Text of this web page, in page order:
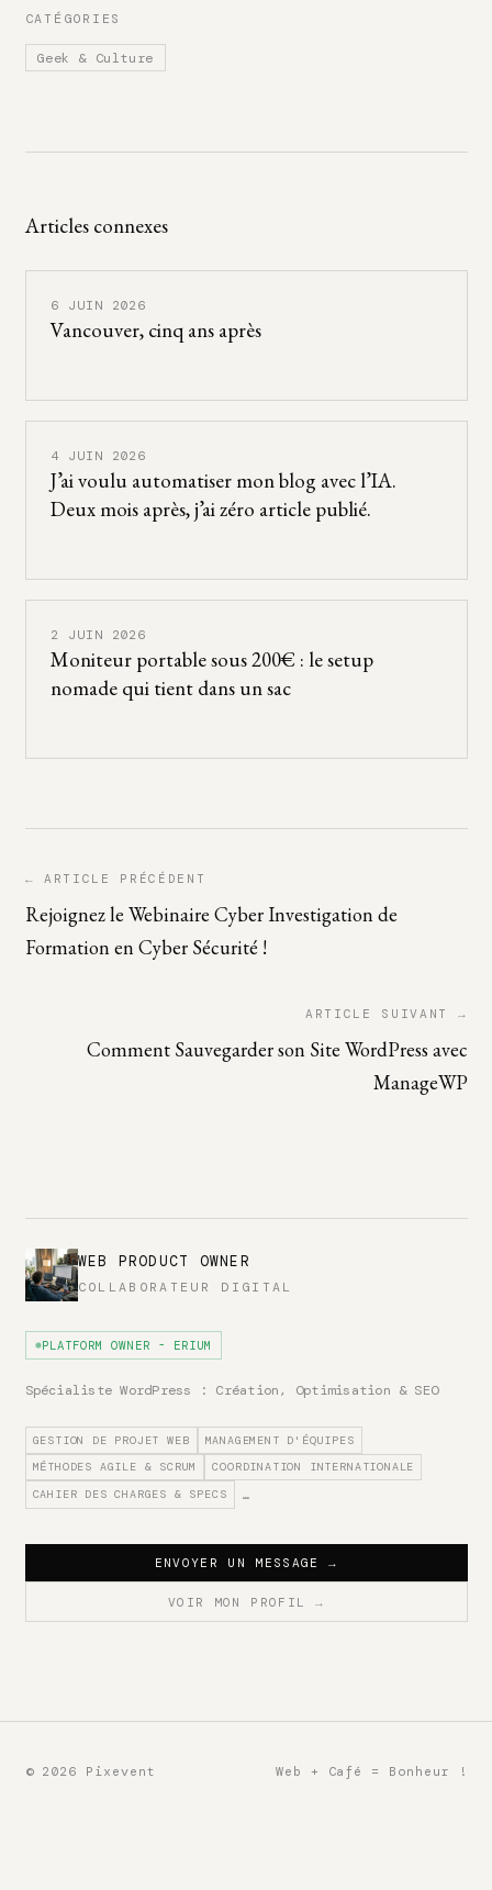
CATÉGORIES
Geek & Culture
Articles connexes
6 JUIN 2026
Vancouver, cinq ans après
4 JUIN 2026
J’ai voulu automatiser mon blog avec l’IA.
Deux mois après, j’ai zéro article publié.
2 JUIN 2026
Moniteur portable sous 200€ : le setup
nomade qui tient dans un sac
← ARTICLE PRÉCÉDENT
Rejoignez le Webinaire Cyber Investigation de
Formation en Cyber Sécurité !
ARTICLE SUIVANT →
Comment Sauvegarder son Site WordPress avec
ManageWP
WEB PRODUCT OWNER
COLLABORATEUR DIGITAL
PLATFORM OWNER - ERIUM
Spécialiste WordPress : Création, Optimisation & SEO
GESTION DE PROJET WEB
MANAGEMENT D'ÉQUIPES
MÉTHODES AGILE & SCRUM
COORDINATION INTERNATIONALE
CAHIER DES CHARGES & SPECS
…
ENVOYER UN MESSAGE→
VOIR MON PROFIL →
© 2026 Pixevent Web + Café = Bonheur !